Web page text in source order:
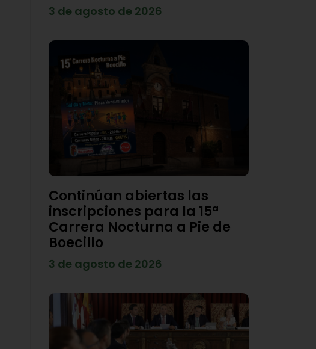
3 de agosto de 2026
Continúan abiertas las
inscripciones para la 15ª
Carrera Nocturna a Pie de
Boecillo
3 de agosto de 2026